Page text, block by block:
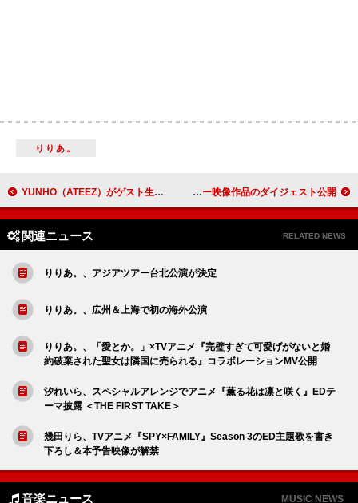
りりあ。
YUNHO（ATEEZ）がゲスト生出演、JO1としっかりとトークは初めて『JO1のオールナイトニッポンX』 King & Prince、ドームツアー映像作品のダイジェスト公開
関連ニュース RELATED NEWS
りりあ。、アジアツアー台北公演が決定
りりあ。、広州＆上海で初の海外公演
りりあ。、「愛とか。」×TVアニメ『完璧すぎて可愛げがないと婚
約破棄された聖女は隣国に売られる』コラボレーションMV公開
汐れいら、スペシャルアレンジでアニメ『薫る花は凛と咲く』EDテ
ーマ披露 ＜THE FIRST TAKE＞
幾田りら、TVアニメ『SPY×FAMILY』Season 3のED主題歌を書き
下ろし＆本予告映像が解禁
音楽ニュース MUSIC NEWS